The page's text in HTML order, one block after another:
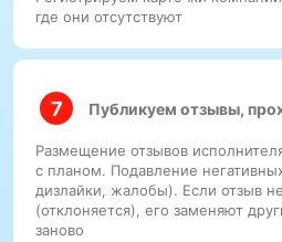
где они отсутствуют
Публикуем отзывы,
Размещение отзывов
с планом. Подавление
дизлайки, жалобы). Если отзыв
(отклоняется), его заменяют
заново